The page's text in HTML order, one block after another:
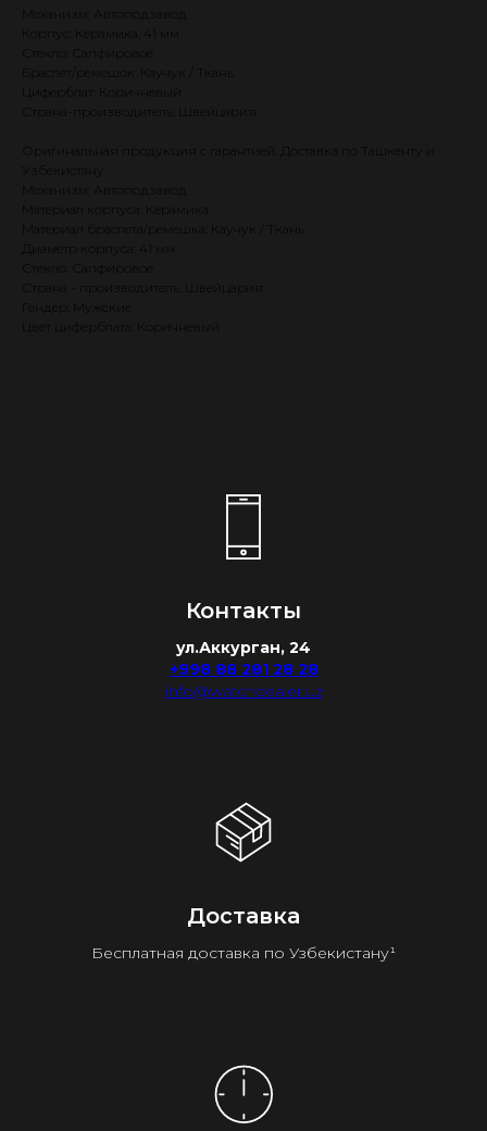
Корпус: Керамика, 41 мм
Стекло: Сапфировое
Браслет/ремешок: Каучук / Ткань
Циферблат: Коричневый
Оригинальная продукция с гарантией. Доставка по Ташкенту и
Узбекистану.
Материал корпуса: Керамика
Материал браслета/ремешка: Каучук / Ткань
Диаметр корпуса: 41 мм
Стекло: Сапфировое
Гендер: Мужские
Цвет циферблата: Коричневый
Контакты
ул.Аккурган, 24
+998 88 281 28 28
info@watchdealer.uz
Доставка
Бесплатная доставка по Узбекистану¹